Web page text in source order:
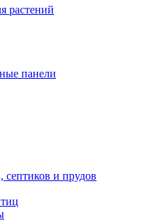
растений
панели
септиков и прудов